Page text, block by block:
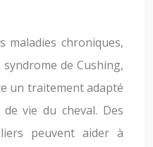
maladies chroniques,
de Cushing,
un traitement adapté
vie du cheval. Des
peuvent aider à